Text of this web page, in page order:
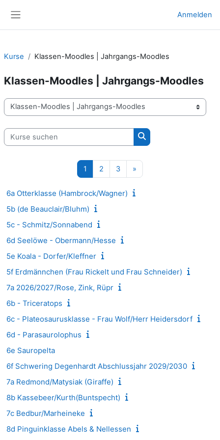
Anmelden
Kurse Klassen-Moodles | Jahrgangs-Moodles
Klassen-Moodles | Jahrgangs-Moodles
Kursbereiche
Kurse suchen
Kurse suchen
1 Seite 1
2 Seite 2
3Seite 3
»
6a Otterklasse (Hambrock/Wagner)
5b (de Beauclair/Bluhm)
5c - Schmitz/Sonnabend
6d Seelöwe - Obermann/Hesse
5e Koala - Dorfer/Kleffner
5f Erdmännchen (Frau Rickelt und Frau Schneider)
7a 2026/2027/Rose, Zink, Rüpr
6b - Triceratops
6c - Plateosaurusklasse - Frau Wolf/Herr Heidersdorf
6d - Parasaurolophus
6e Sauropelta
6f Schwering Degenhardt Abschlussjahr 2029/2030
7a Redmond/Matysiak (Giraffe)
8b Kassebeer/Kurth(Buntspecht)
7c Bedbur/Marheineke
8d Pinguinklasse Abels & Nellessen